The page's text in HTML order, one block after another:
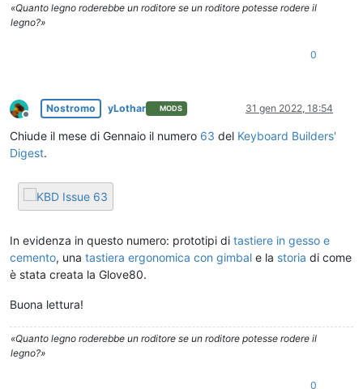
«Quanto legno roderebbe un roditore se un roditore potesse rodere il
legno?»
0
Non in linea
Nostromo yLothar MODS 31 gen 2022, 18:54
Chiude il mese di Gennaio il numero 63 del Keyboard Builders'
Digest.
In evidenza in questo numero: prototipi di tastiere in gesso e
cemento, una tastiera ergonomica con gimbal e la storia di come
è stata creata la Glove80.
Buona lettura!
«Quanto legno roderebbe un roditore se un roditore potesse rodere il
legno?»
0